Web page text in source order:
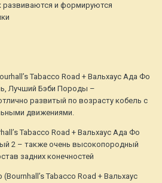
развиваются и формируются
Tabacco Road + Вальхаус Ада Фо
Лучший Бэби Породы –
развитый по возрасту кобель с
движениями.
Tabacco Road + Вальхаус Ада Фо
2 – также очень высокопородный
задних конечностей
Tabacco Road + Вальхаус